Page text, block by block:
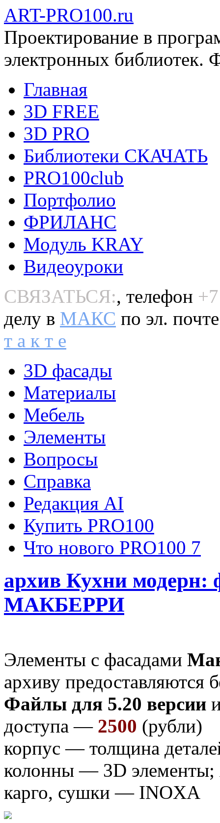
ART-PRO100.ru
Проектирование в
электронных библиотек.
Главная
3D FREE
3D PRO
Библиотеки СКАЧАТЬ
PRO100club
Портфолио
ФРИЛАНС
Модуль KRAY
Видеоуроки
СВЯЗАТЬСЯ:, телефон
делу в MAКС по эл.
т а к т е
3D фасады
Материалы
Мебель
Элементы
Вопросы
Справка
Редакция AI
Купить PRO100
Что нового PRO100 7
архив Кухни модерн:
MАКБЕРРИ
Элементы с фасадами
архиву предоставляются
Файлы для 5.20 версии
доступа — 2500 (рубли)
корпус — толщина
колонны — 3D
карго, сушки — INOXA